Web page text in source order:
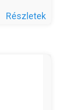
Részletek